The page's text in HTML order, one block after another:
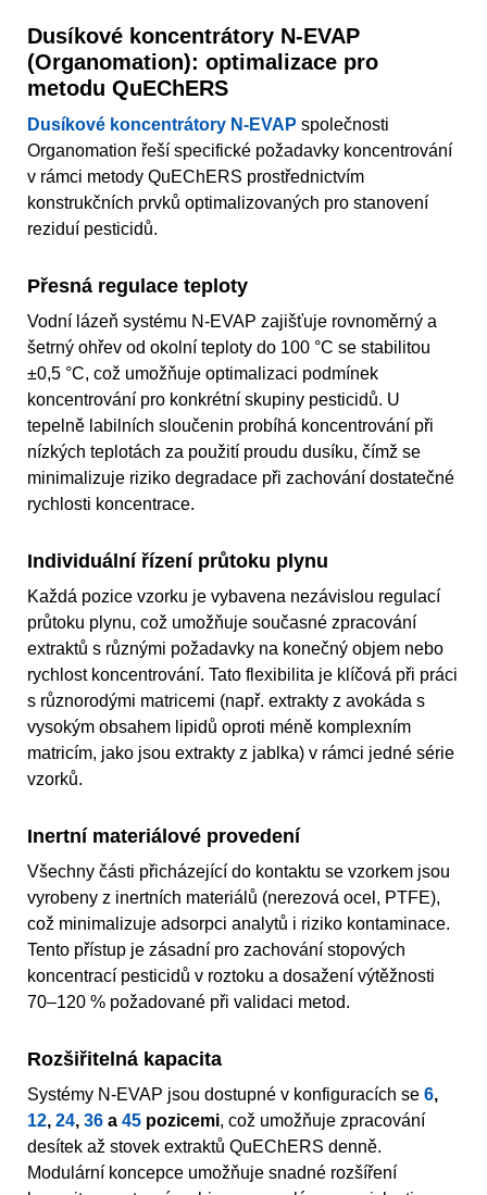
Dusíkové koncentrátory N-EVAP
(Organomation): optimalizace pro
metodu QuEChERS
Dusíkové koncentrátory N-EVAP společnosti
Organomation řeší specifické požadavky koncentrování
v rámci metody QuEChERS prostřednictvím
konstrukčních prvků optimalizovaných pro stanovení
reziduí pesticidů.
Přesná regulace teploty
Vodní lázeň systému N-EVAP zajišťuje rovnoměrný a
šetrný ohřev od okolní teploty do 100 °C se stabilitou
±0,5 °C, což umožňuje optimalizaci podmínek
koncentrování pro konkrétní skupiny pesticidů. U
tepelně labilních sloučenin probíhá koncentrování při
nízkých teplotách za použití proudu dusíku, čímž se
minimalizuje riziko degradace při zachování dostatečné
rychlosti koncentrace.
Individuální řízení průtoku plynu
Každá pozice vzorku je vybavena nezávislou regulací
průtoku plynu, což umožňuje současné zpracování
extraktů s různými požadavky na konečný objem nebo
rychlost koncentrování. Tato flexibilita je klíčová při práci
s různorodými matricemi (např. extrakty z avokáda s
vysokým obsahem lipidů oproti méně komplexním
matricím, jako jsou extrakty z jablka) v rámci jedné série
vzorků.
Inertní materiálové provedení
Všechny části přicházející do kontaktu se vzorkem jsou
vyrobeny z inertních materiálů (nerezová ocel, PTFE),
což minimalizuje adsorpci analytů i riziko kontaminace.
Tento přístup je zásadní pro zachování stopových
koncentrací pesticidů v roztoku a dosažení výtěžnosti
70–120 % požadované při validaci metod.
Rozšiřitelná kapacita
Systémy N-EVAP jsou dostupné v konfiguracích se 6,
12, 24, 36 a 45 pozicemi, což umožňuje zpracování
desítek až stovek extraktů QuEChERS denně.
Modulární koncepce umožňuje snadné rozšíření